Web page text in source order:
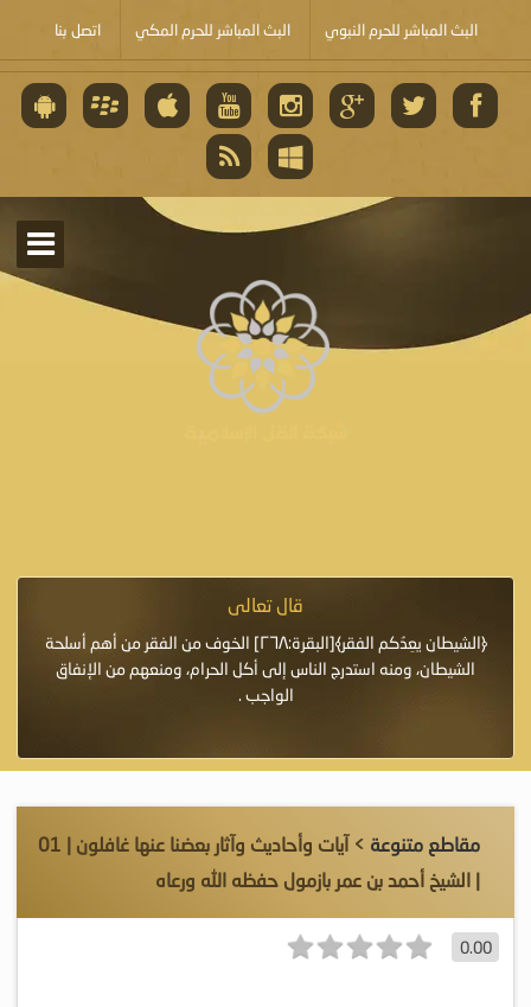
البث المباشر للحرم النبوي البث المباشر للحرم المكي اتصل بنا
قال تعالى
﴿الشيطان يعِدُكم الفقر﴾[البقرة:٢٦٨] الخوف من الفقر من أهم أسلحة
الشيطان، ومنه استدرج الناس إلى أكل الحرام، ومنعهم من الإنفاق
الواجب .
مقاطع متنوعة
> آيات وأحاديث وآثار بعضنا عنها غافلون | 01
| الشيخ أحمد بن عمر بازمول حفظه الله ورعاه
0.00